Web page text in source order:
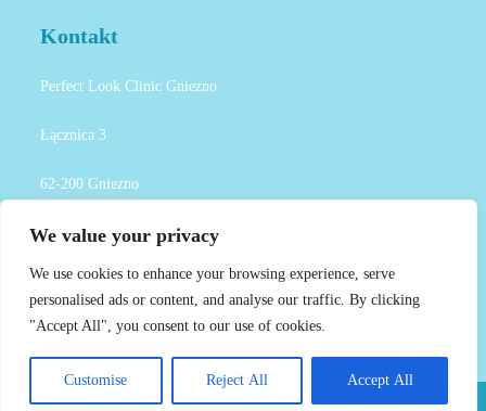
We value your privacy
We use cookies to enhance your browsing experience, serve
personalised ads or content, and analyse our traffic. By clicking
"Accept All", you consent to our use of cookies.
Customise Reject All Accept All
Kontakt
Perfect Look Clinic Gniezno
Łącznica 3
62-200 Gniezno
+48 795-670-970
gniezno@perfectlook.clinic
Copyright © 2024. Wszelkie prawa zastrzeżone.